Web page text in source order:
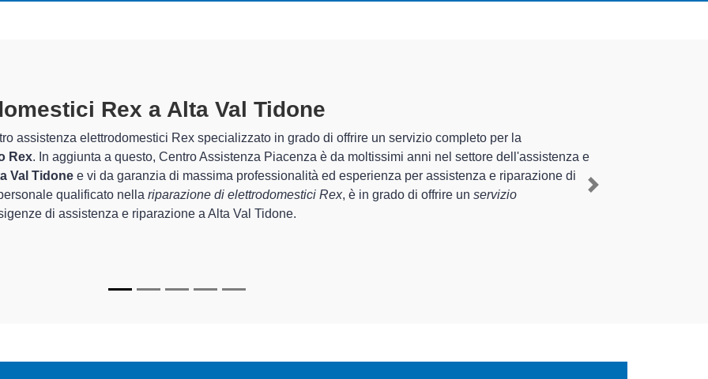
Rex A Alta Val Tidone
Centro Assistenza Piacenza sono in grado di garantire al cliente esperienza pluriennale nel territorio di Alta Val Tidone
riguarda la sistemazione e la riparazione del tuo elettrodomestico Rex a Alta Val Tidone, mediante il ripristino
degli apparecchi.
di Centro Assistenza Piacenza sono in grado di fornire interventi di diverse tipologie sugli elettrodomestici da
Next